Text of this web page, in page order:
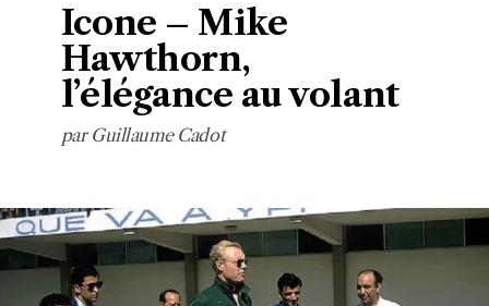
Icone – Mike
Hawthorn,
l’élégance au volant